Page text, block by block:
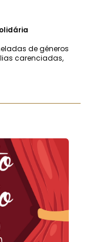
de géneros
carenciadas,